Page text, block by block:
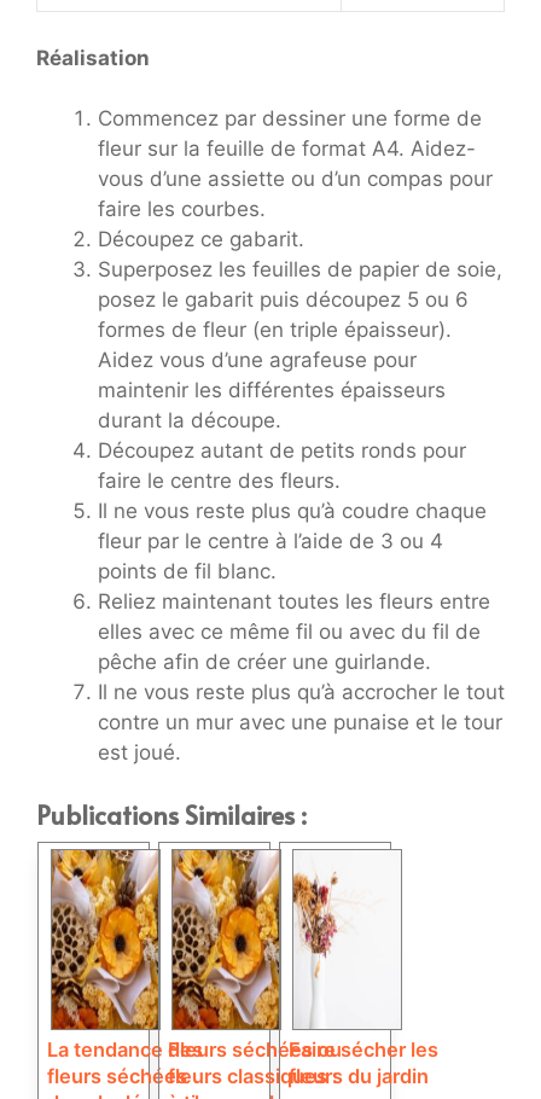
Réalisation
Commencez par dessiner une forme de
fleur sur la feuille de format A4. Aidez-
vous d’une assiette ou d’un compas pour
faire les courbes.
Découpez ce gabarit.
Superposez les feuilles de papier de soie,
posez le gabarit puis découpez 5 ou 6
formes de fleur (en triple épaisseur).
Aidez vous d’une agrafeuse pour
maintenir les différentes épaisseurs
durant la découpe.
Découpez autant de petits ronds pour
faire le centre des fleurs.
Il ne vous reste plus qu’à coudre chaque
fleur par le centre à l’aide de 3 ou 4
points de fil blanc.
Reliez maintenant toutes les fleurs entre
elles avec ce même fil ou avec du fil de
pêche afin de créer une guirlande.
Il ne vous reste plus qu’à accrocher le tout
contre un mur avec une punaise et le tour
est joué.
Publications Similaires :
La tendance des
fleurs séchées
Fleurs séchées ou
fleurs classiques :
Faire sécher les
fleurs du jardin